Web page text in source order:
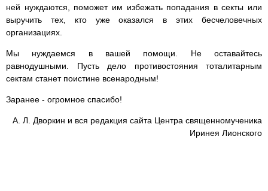
ней нуждаются, поможет им избежать попадания в секты или
выручить тех, кто уже оказался в этих бесчеловечных
организациях.
Мы нуждаемся в вашей помощи. Не оставайтесь
равнодушными. Пусть дело противостояния тоталитарным
сектам станет поистине всенародным!
Заранее - огромное спасибо!
А. Л. Дворкин и вся редакция сайта Центра священномученика
Иринея Лионского